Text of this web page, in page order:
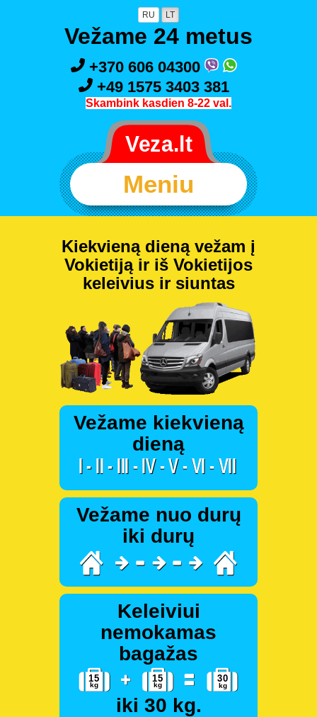
RU LT
Vežame 24 metus
+370 606 04300
+49 1575 3403 381
Skambink kasdien 8-22 val.
Meniu
Kiekvieną dieną vežam į
Vokietiją ir iš Vokietijos
keleivius ir siuntas
Vežame kiekvieną
dieną
Vežame nuo durų
iki durų
Keleiviui
nemokamas
bagažas
iki 30 kg.